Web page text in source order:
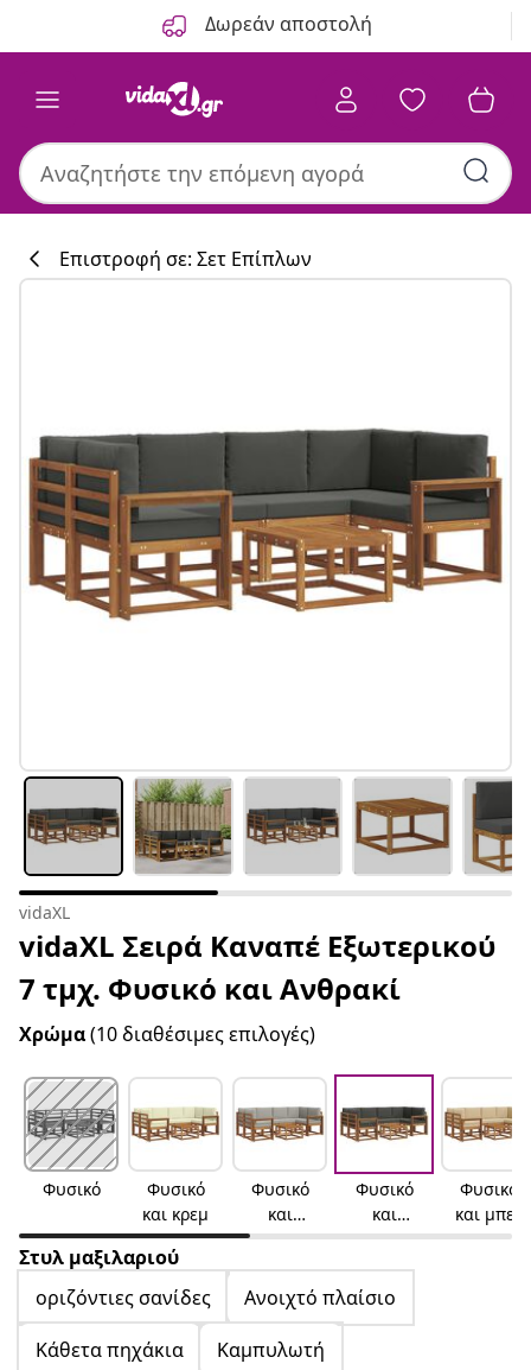
Δωρεάν αποστολή
#sharemevidaxl
Επιστροφή σε: Σετ Επίπλων
vidaXL
vidaXL Σειρά Καναπέ Εξωτερικού
7 τμχ. Φυσικό και Ανθρακί
Χρώμα(10 διαθέσιμες επιλογές)
Φυσικό
Φυσικό
και κρεμ
Φυσικό
και
ανοιχτό
γκρι
Φυσικό
και
ανθρακί
Φυσικό
και μπεζ
Στυλ μαξιλαριού
οριζόντιες σανίδες
Ανοιχτό πλαίσιο
Κάθετα πηχάκια
Καμπυλωτή